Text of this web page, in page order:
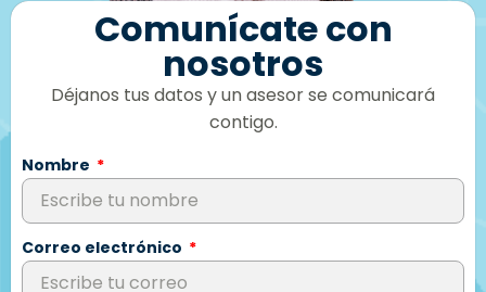
Comunícate con
nosotros
Déjanos tus datos y un asesor se comunicará
contigo.
Nombre
Correo electrónico